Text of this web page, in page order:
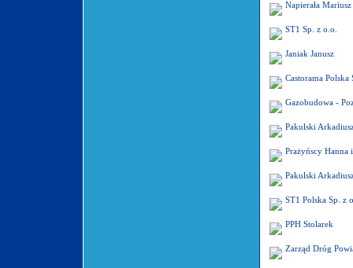
Napierała
ST1 Sp. z o.o.
Janiak Janusz
Castorama Polska
Gazobudowa -
Pakulski
Prażyńscy Hanna
Pakulski
ST1 Polska Sp. z
PPH Stolarek
Zarząd Dróg